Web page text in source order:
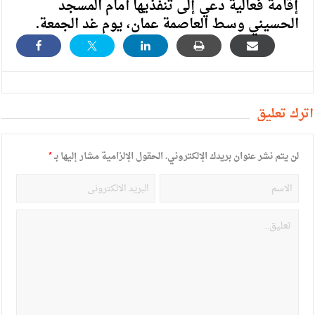
إقامة فعالية دعي إلى تنفذيها أمام المسجد
الحسيني وسط العاصمة عمان، يوم غد الجمعة.
أترك تعليق
لن يتم نشر عنوان بريدك الإلكتروني.الحقول الإلزامية مشار إليها بـ*